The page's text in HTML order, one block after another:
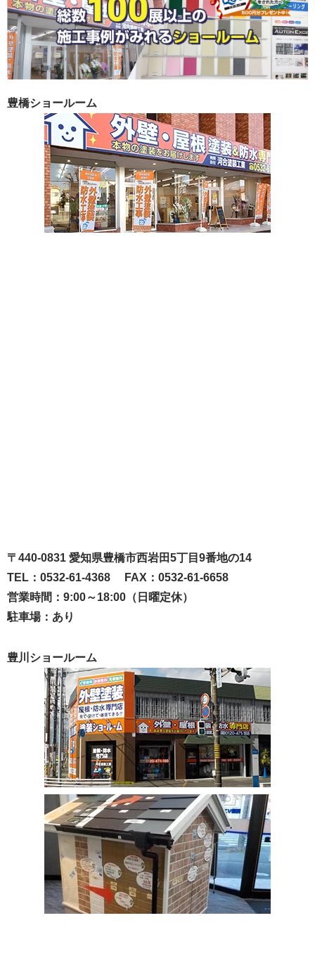
豊橋ショールーム
〒440-0831 愛知県豊橋市西岩田5丁目9番地の14
TEL：0532-61-4368 FAX：0532-61-6658
営業時間：9:00～18:00（日曜定休）
駐車場：あり
豊川ショールーム